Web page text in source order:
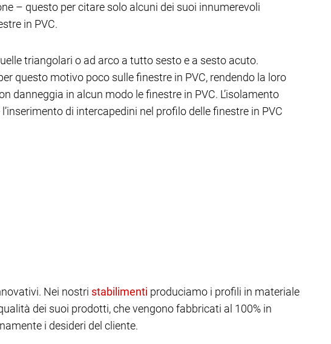
– questo per citare solo alcuni dei suoi innumerevoli
in PVC.
triangolari o ad arco a tutto sesto e a sesto acuto.
questo motivo poco sulle finestre in PVC, rendendo la loro
danneggia in alcun modo le finestre in PVC. L’isolamento
di intercapedini nel profilo delle finestre in PVC
Nei nostri
produciamo i profili in materiale
dei suoi prodotti, che vengono fabbricati al 100% in
i desideri del cliente.